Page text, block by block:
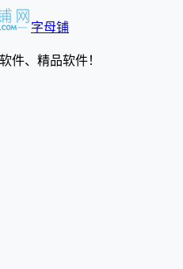
字母铺
件、精品软件！